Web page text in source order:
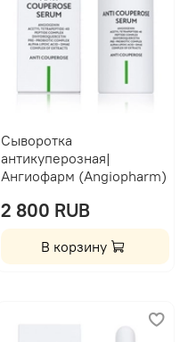
Сыворотка
антикуперозная|
Ангиофарм (Angiopharm)
2 800 RUB
В корзину